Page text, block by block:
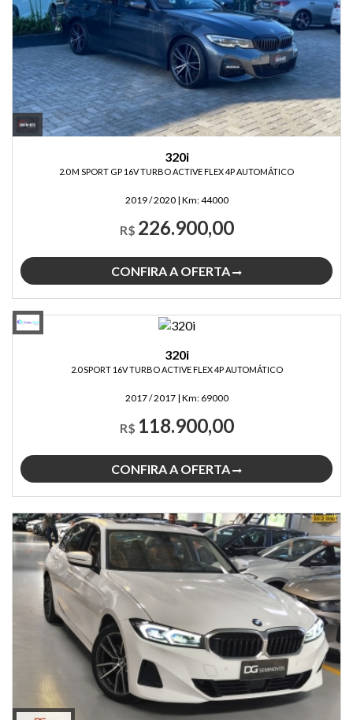
320i
2.0 M SPORT GP 16V TURBO ACTIVE FLEX 4P AUTOMÁTICO
2019 / 2020 | Km:44000
R$ 226.900,00
CONFIRA A OFERTA
320i
2.0 SPORT 16V TURBO ACTIVE FLEX 4P AUTOMÁTICO
2017 / 2017 | Km: 69000
R$ 118.900,00
CONFIRA A OFERTA